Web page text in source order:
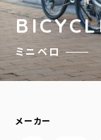
ミニベロ
メーカー